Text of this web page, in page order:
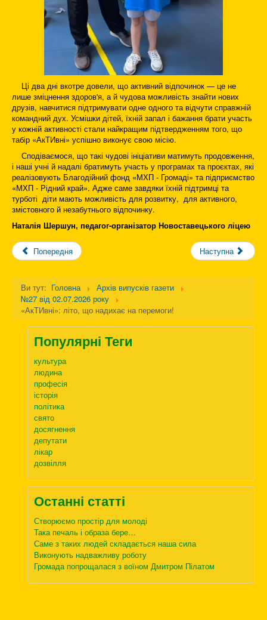
Ці два дні вкотре довели, що активний відпочинок — це не
лише зміцнення здоров'я, а й чудова можливість знайти нових
друзів, навчитися підтримувати одне одного та відчути справжній
командний дух. Усмішки дітей, їхній запал і бажання брати участь
у кожній активності стали найкращим підтвердженням того, що
табір «АкТИвні» успішно виконує свою місію.
Сподіваємося, що такі чудові ініціативи матимуть продовження,
і наші учні й надалі братимуть участь у програмах та проєктах, які
реалізовують Благодійний фонд «МХП - Громаді» та підприємство
«МХП - Рідний край». Адже саме завдяки їхній підтримці та
турботі діти мають можливість для розвитку, для активного,
змістовного й незабутнього відпочинку.
Наталія Шершун, педагог-організатор Новоставецького ліцею
Попередня Наступна
Ви тут: Головна
Архів випусків газети
№27 від 02.07.2026 року
«АкТИвні»: літо, що надихає на перемоги!
Популярні Теги
культура
людина
професія
історія
політика
свято
досягнення
депутати
лікар
дозвілля
Останні статті
Створюємо простір для молоді
Така печаль і образа бере…
Саме з таких людей складається наша сила
Виконують надважливу роботу
Громада попрощалася з воїном Дмитром Пілатом